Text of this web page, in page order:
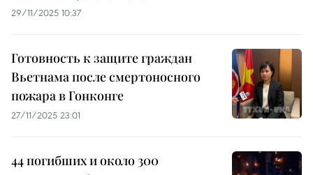
29/11/2025 10:37
Готовность к защите граждан
Вьетнама после смертоносного
пожара в Гонконге
27/11/2025 23:01
44 погибших и около 300